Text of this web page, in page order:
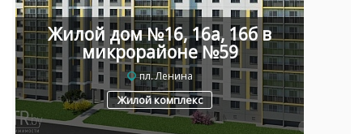
Жилой дом №16, 16а, 16б в
микрорайоне №59
пл. Ленина
Жилой комплекс